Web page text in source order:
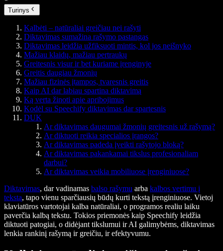
Turinys
Kalbėti – natūraliai greičiau nei rašyti
Diktavimas sumažina rašymo pastangas
Diktavimas leidžia užfiksuoti mintis, kol jos neišnyko
Mažiau klaidų, mažiau pertraukų
Greitesnis visur ir bet kuriame įrenginyje
Greitis daugiau žmonių
Mažiau fizinės įtampos, tvaresnis greitis
Kaip AI dar labiau spartina diktavimą
Ką verta žinoti apie apribojimus
Kodėl su Speechify diktavimas dar spartesnis
DUK
Ar diktavimas daugumai žmonių greitesnis už rašymą?
Ar diktuoti reikia specialios įrangos?
Ar diktavimas padeda įveikti rašytojo bloką?
Ar diktavimas pakankamai tikslus profesionaliam
darbui?
Ar diktavimas veikia mobiliuose įrenginiuose?
Diktavimas, dar vadinamas balso rašymu arba kalbos vertimu į
tekstą, tapo vienu sparčiausių būdų kurti tekstą įrenginiuose. Vietoj
klaviatūros vartotojai kalba natūraliai, o programos realiu laiku
paverčia kalbą tekstu. Tokios priemonės kaip Speechify leidžia
diktuoti patogiai, o didėjant tikslumui ir AI galimybėms, diktavimas
lenkia rankinį rašymą ir greičiu, ir efektyvumu.